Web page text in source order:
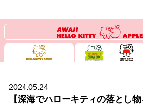
2024.05.24
【深海でハローキティの落とし